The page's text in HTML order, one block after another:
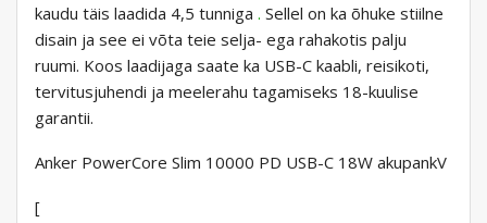
kaudu täis laadida 4,5 tunniga . Sellel on ka õhuke stiilne
disain ja see ei võta teie selja- ega rahakotis palju
ruumi. Koos laadijaga saate ka USB-C kaabli, reisikoti,
tervitusjuhendi ja meelerahu tagamiseks 18-kuulise
garantii.
Anker PowerCore Slim 10000 PD USB-C 18W akupankV
[